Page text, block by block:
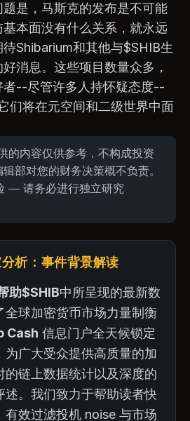
是，马斯克的发布是不可能
本面没有什么关系，就永远
Shibarium和其他与$SHIB生
消息。这些项目数量众多，
者--尽管许多人持怀疑态度--
们将在元空间和二级世界中面
的内容仅供参考，不构成投资
部对您的财务决策概不负责。
— 请务必进行独立研究
析：事件背景解读
助$SHIB中所呈现的最新数
全球加密货币市场力量制衡
Cash 信息门户全天候锁定
为广大受众提供高质量的加
的链上数据统计以及深度的
述。我们致力于帮助读者快
有效过滤投机 noise 与市场